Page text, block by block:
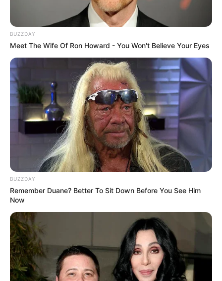
BUZZDAY
Meet The Wife Of Ron Howard - You Won't Believe Your Eyes
BUZZDAY
Remember Duane? Better To Sit Down Before You See Him
Now